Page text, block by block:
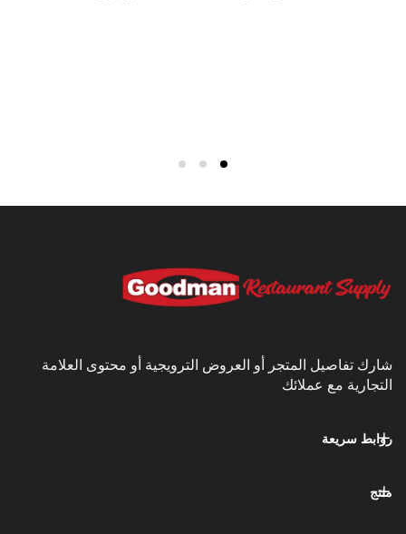
المتجر أو العروض الترويجية أو محتوى العلامة
عملائك